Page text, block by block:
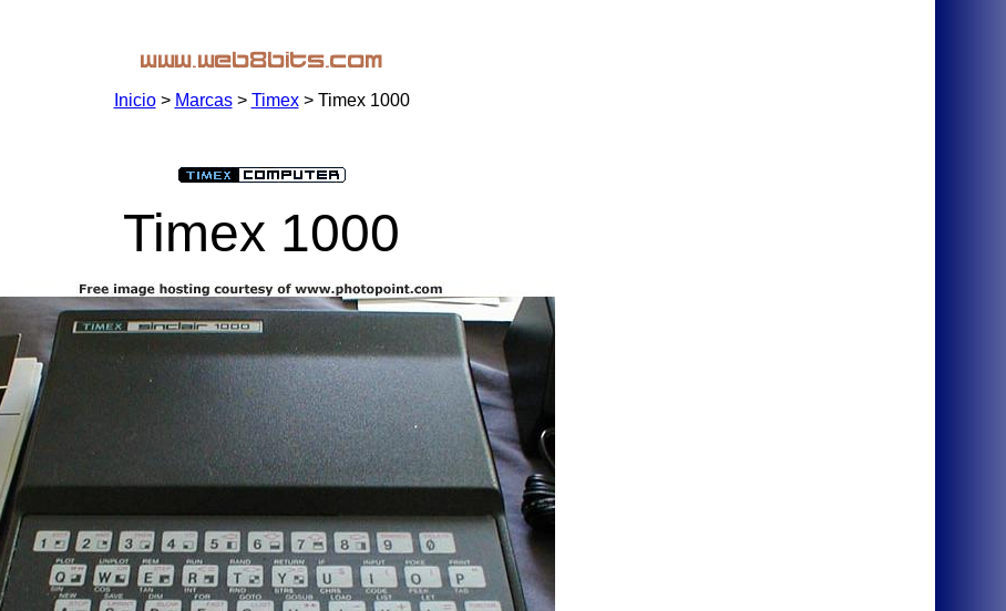
Inicio> Marcas> Timex> Timex 1000
Timex 1000